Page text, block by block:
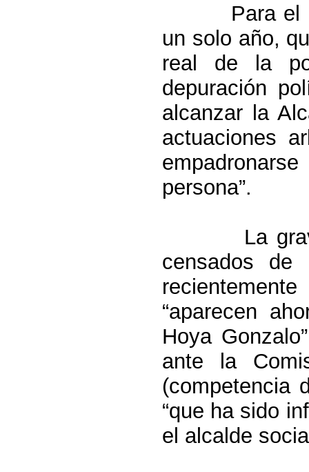
Para el
un solo año,
real de la
depuración
alcanzar
la
actuaciones
persona”.
La
censados de
“aparecen
Hoya
ante
la
(competencia
“que ha sido
el alcalde